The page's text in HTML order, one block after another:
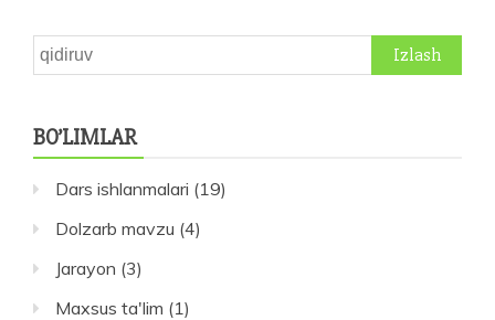
Qidirshish:
BO’LIMLAR
Dars ishlanmalari (19)
Dolzarb mavzu (4)
Jarayon (3)
Maxsus ta'lim (1)